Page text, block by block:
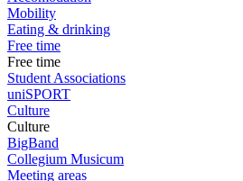
Mobility
Eating & drinking
Free time
Free time
Student Associations
uniSPORT
Culture
Culture
BigBand
Collegium Musicum
Meeting areas